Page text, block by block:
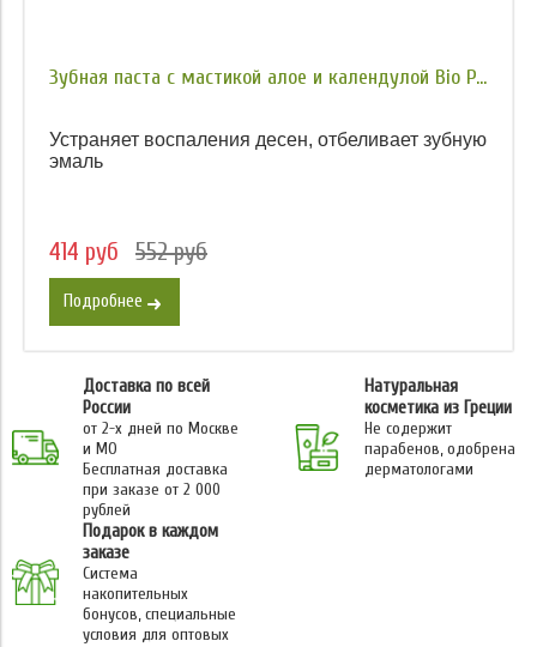
Зубная паста с мастикой алое и календулой Bio P...
Устраняет воспаления десен, отбеливает зубную
эмаль
414 руб 552 руб
Подробнее
Доставка по всей
России
от 2-х дней по Москве
и МО
Бесплатная доставка
при заказе от 2 000
рублей
Натуральная
косметика из Греции
Не содержит
парабенов, одобрена
дерматологами
Подарок в каждом
заказе
Система
накопительных
бонусов, специальные
условия для оптовых